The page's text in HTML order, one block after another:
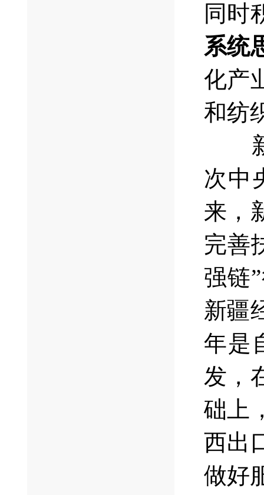
同时
系统
化产
和纺
次中
来，
完善
强链
新疆
年是
发，
础上
西出
做好